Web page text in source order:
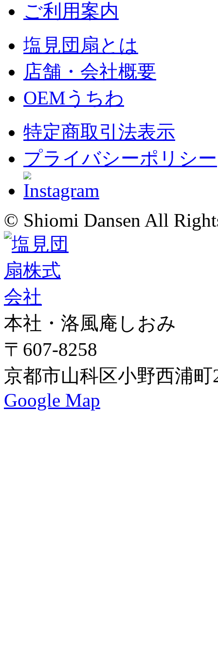
ご利用案内
塩見団扇とは
店舗・会社概要
OEMうちわ
特定商取引法表示
プライバシーポリシー
© Shiomi Dansen All
本社・洛風庵しおみ
〒607-8258
京都市山科区小野西浦町
Google Map